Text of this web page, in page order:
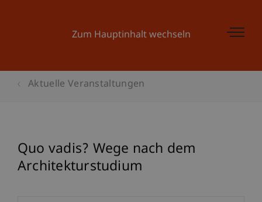
Zum Hauptinhalt wechseln
Aktuelle Veranstaltungen
Quo vadis? Wege nach dem
Architekturstudium